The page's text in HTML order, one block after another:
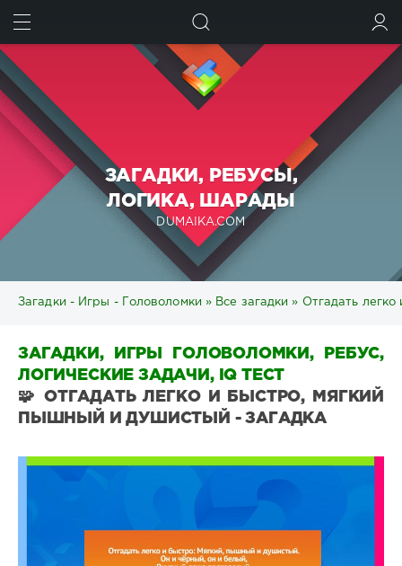
ЗАГАДКИ, РЕБУСЫ,
ЛОГИКА, ШАРАДЫ
DUMAIKA.COM
Загадки - Игры - Головоломки » Все загадки » Отгадать
ЗАГАДКИ, ИГРЫ ГОЛОВОЛОМКИ, РЕБУС,
ЛОГИЧЕСКИЕ ЗАДАЧИ, IQ ТЕСТ
🧩 ОТГАДАТЬ ЛЕГКО И БЫСТРО, МЯГКИЙ
ПЫШНЫЙ И ДУШИСТЫЙ - ЗАГАДКА
загадки